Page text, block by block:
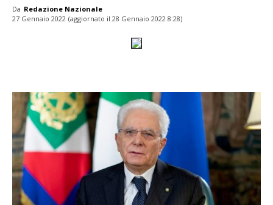
Da Redazione Nazionale
27 Gennaio 2022 (aggiornato il 28 Gennaio 2022 8:28)